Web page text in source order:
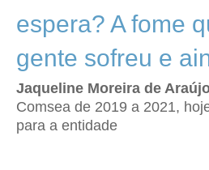
espera? A fome
gente sofreu e
Jaqueline Moreira de
Comsea de 2019 a 2021,
para a entidade